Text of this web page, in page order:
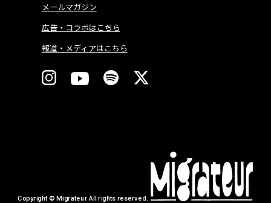
メールマガジン
広告・コラボはこちら
報道・メディアはこちら
Copyright © Migrateur All rights reserved.